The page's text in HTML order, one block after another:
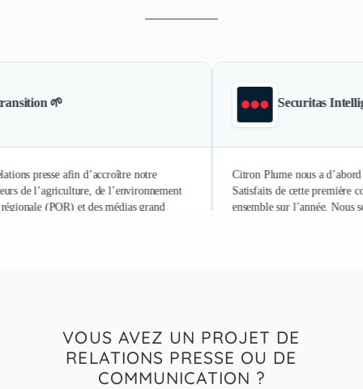
VOUS AVEZ UN PROJET DE
RELATIONS PRESSE OU DE
COMMUNICATION ?